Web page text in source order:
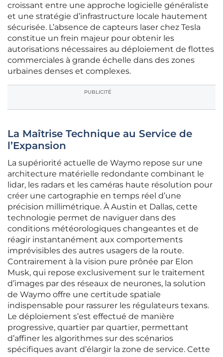
croissant entre une approche logicielle généraliste
et une stratégie d’infrastructure locale hautement
sécurisée. L’absence de capteurs laser chez Tesla
constitue un frein majeur pour obtenir les
autorisations nécessaires au déploiement de flottes
commerciales à grande échelle dans des zones
urbaines denses et complexes.
PUBLICITÉ
La Maîtrise Technique au Service de
l’Expansion
La supériorité actuelle de Waymo repose sur une
architecture matérielle redondante combinant le
lidar, les radars et les caméras haute résolution pour
créer une cartographie en temps réel d’une
précision millimétrique. À Austin et Dallas, cette
technologie permet de naviguer dans des
conditions météorologiques changeantes et de
réagir instantanément aux comportements
imprévisibles des autres usagers de la route.
Contrairement à la vision pure prônée par Elon
Musk, qui repose exclusivement sur le traitement
d’images par des réseaux de neurones, la solution
de Waymo offre une certitude spatiale
indispensable pour rassurer les régulateurs texans.
Le déploiement s’est effectué de manière
progressive, quartier par quartier, permettant
d’affiner les algorithmes sur des scénarios
spécifiques avant d’élargir la zone de service. Cette